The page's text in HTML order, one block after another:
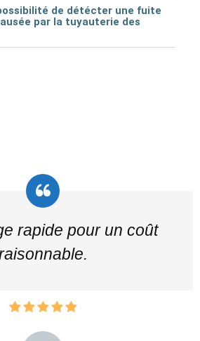
de détécter une fuite
par la tuyauterie des
rapide pour un coût